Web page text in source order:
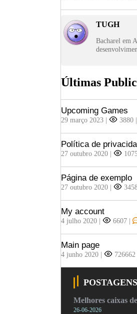
TUGH
Bacharel em
Últimas
Upcoming Games
29 março 2023 | 3880 |
Política de
27 outubro 2020 |
Página de exemplo
27 outubro 2020 |
My account
4 julho 2020 | 6607 |
Main page
4 junho 2020 | 726662
POSTAGENS
Melhores caixas
26-06-2026